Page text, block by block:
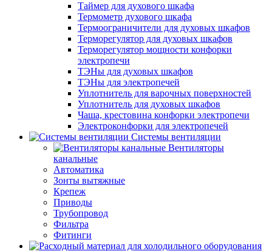
Таймер для духового шкафа
Термометр духового шкафа
Термоограничители для духовых шкафов
Терморегулятор для духовых шкафов
Терморегулятор мощности конфорки
электропечи
ТЭНы для духовых шкафов
ТЭНы для электропечей
Уплотнитель для варочных поверхностей
Уплотнитель для духовых шкафов
Чаша, крестовина конфорки электропечи
Электроконфорки для электропечей
Системы вентиляции
Вентиляторы
канальные
Автоматика
Зонты вытяжные
Крепеж
Приводы
Трубопровод
Фильтра
Фитинги